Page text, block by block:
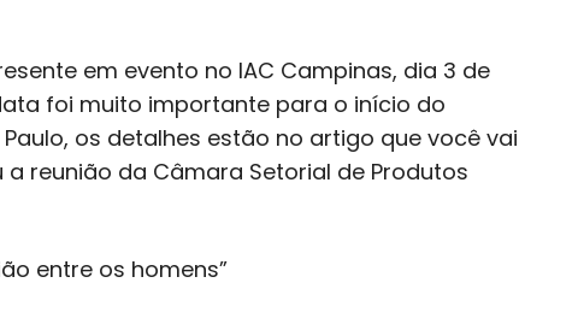
em evento no IAC Campinas, dia 3 de
foi muito importante para o início do
os detalhes estão no artigo que você vai
reunião da Câmara Setorial de Produtos
entre os homens”